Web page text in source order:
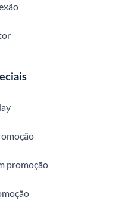
promoção